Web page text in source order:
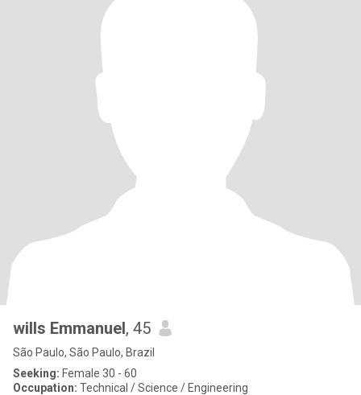
wills Emmanuel, 45
São Paulo, São Paulo, Brazil
Seeking: Female 30 - 60
Occupation: Technical / Science / Engineering